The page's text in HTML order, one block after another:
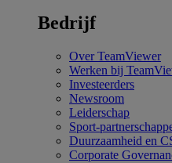
Bedrijf
Over TeamViewer
Werken bij
Investeerders
Newsroom
Leiderschap
Sport-
Duurzaamheid en
Corporate